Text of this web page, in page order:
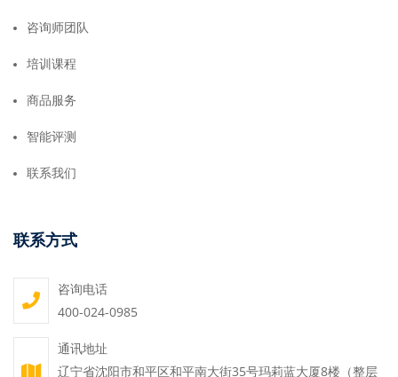
咨询师团队
培训课程
商品服务
智能评测
联系我们
联系方式
咨询电话
400-024-0985
通讯地址
辽宁省沈阳市和平区和平南大街35号玛莉蓝大厦8楼（整层